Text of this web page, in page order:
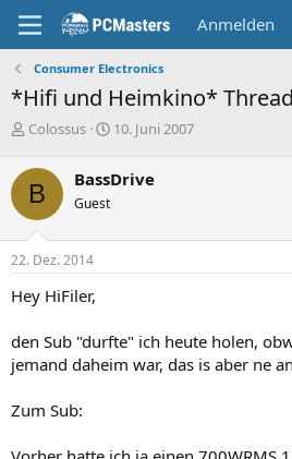
Anmelden
Consumer Electronics
*Hifi und Heimkino* Thread
E
s
t
e
l
l
e
Colossus
E
t
l
10. Juni 2007
B BassDrive
Guest
22. Dez. 2014
Hey HiFiler,
den Sub "durfte" ich heute holen,
jemand daheim war, das is aber ne
Zum Sub: